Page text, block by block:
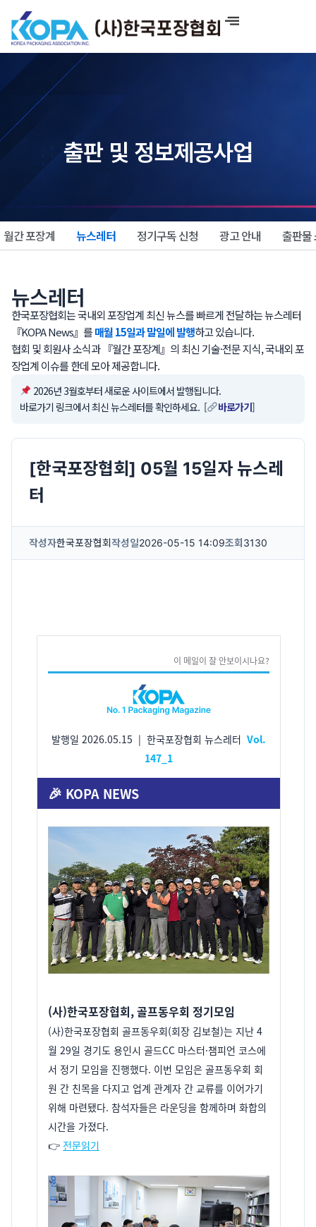
너
출판 및 정보제공사업
월간 포장계 뉴스레터 정기구독 신청 광고 안내 출판물
뉴스레터
한국포장협회는 국내외 포장업계 최신 뉴스를 빠르게 전달하는 뉴스레터
『KOPA News』를매월 15일과 말일에 발행하고 있습니다.
협회 및 회원사 소식과 『월간 포장계』의 최신 기술·전문 지식, 국내외 포
장업계 이슈를 한데 모아 제공합니다.
2026년 3월호부터 새로운 사이트에서 발행됩니다.
바로가기 링크에서 최신 뉴스레터를 확인하세요. [
바로가기]
[한국포장협회] 05월 15일자 뉴스레
터
작성자한국포장협회작성일2026-05-15 14:09조회 3130